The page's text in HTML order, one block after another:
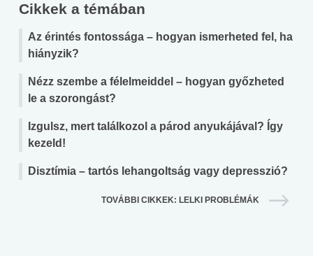
Cikkek a témában
Az érintés fontossága – hogyan ismerheted fel, ha
hiányzik?
Nézz szembe a félelmeiddel – hogyan győzheted
le a szorongást?
Izgulsz, mert találkozol a párod anyukájával? Így
kezeld!
Disztímia – tartós lehangoltság vagy depresszió?
TOVÁBBI CIKKEK: LELKI PROBLÉMÁK